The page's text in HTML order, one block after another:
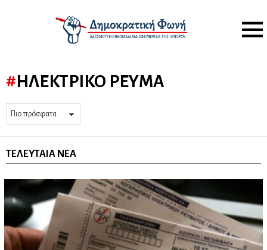
Menu
ΗΛΕΚΤΡΙΚΌ ΡΕΎΜΑ
ΤΕΛΕΥΤΑΊΑ ΝΈΑ